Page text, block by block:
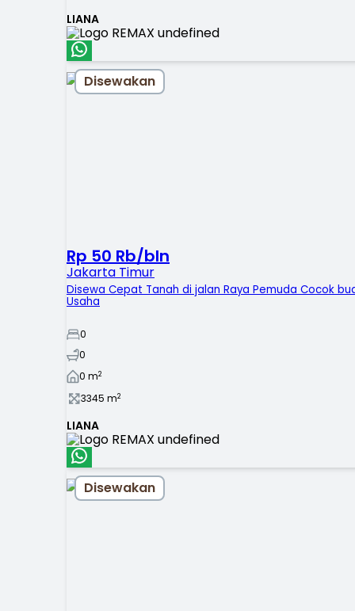
LIANA
Disewakan
Rp 50 Rb/bln
Jakarta Timur
Disewa Cepat Tanah di jalan Raya Pemuda Cocok
Usaha
0
0
0 m2
3345 m2
LIANA
Disewakan